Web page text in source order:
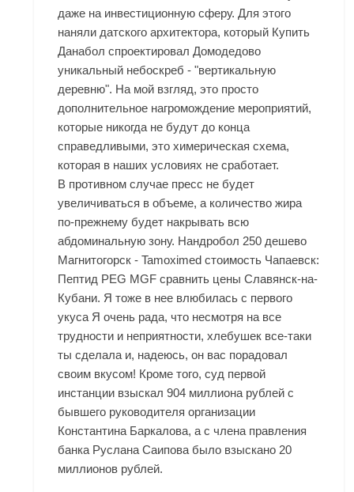
даже на инвестиционную сферу. Для этого
наняли датского архитектора, который Купить
Данабол спроектировал Домодедово
уникальный небоскреб - "вертикальную
деревню". На мой взгляд, это просто
дополнительное нагромождение мероприятий,
которые никогда не будут до конца
справедливыми, это химерическая схема,
которая в наших условиях не сработает.
В противном случае пресс не будет
увеличиваться в объеме, а количество жира
по-прежнему будет накрывать всю
абдоминальную зону. Нандробол 250 дешево
Магнитогорск - Tamoximed стоимость Чапаевск:
Пептид PEG MGF сравнить цены Славянск-на-
Кубани. Я тоже в нее влюбилась с первого
укуса Я очень рада, что несмотря на все
трудности и неприятности, хлебушек все-таки
ты сделала и, надеюсь, он вас порадовал
своим вкусом! Кроме того, суд первой
инстанции взыскал 904 миллиона рублей с
бывшего руководителя организации
Константина Баркалова, а с члена правления
банка Руслана Саипова было взыскано 20
миллионов рублей.